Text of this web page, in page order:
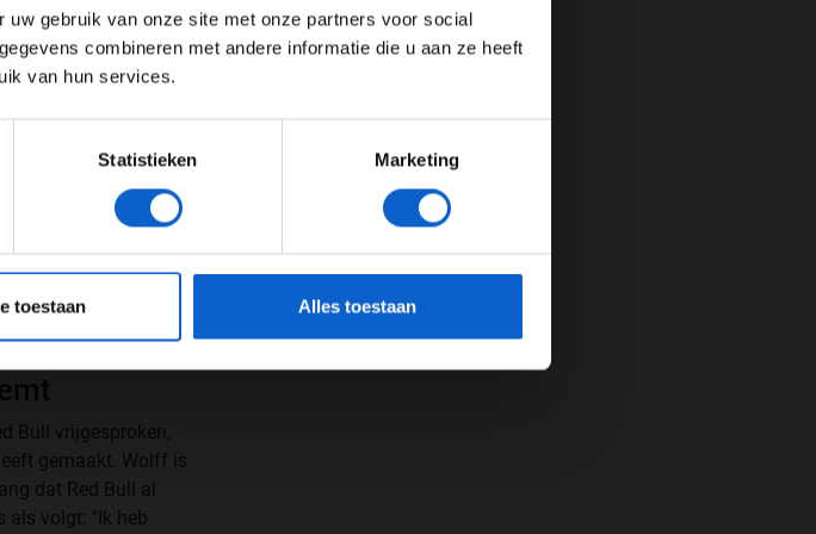
gebruik van onze site met onze partners voor social
combineren met andere informatie die u aan ze heeft
van hun services.
Statistieken Marketing
toestaan Alles toestaan
Bull vrijgesproken,
gemaakt. Wolff is
dat Red Bull al
als volgt: ''Ik heb
drankenadvertenties (18+)
(24+)
24 JAAR OF OUDER
over gegevensgebruik en -bescherming.